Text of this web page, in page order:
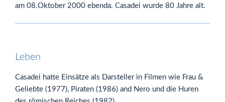
am 08.Oktober 2000 ebenda. Casadei wurde 80 Jahre alt.
Leben
Casadei hatte Einsätze als Darsteller in Filmen wie Frau &
Geliebte (1977), Piraten (1986) and Nero und die Huren